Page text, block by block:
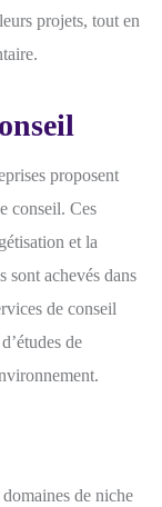
projets, tout en
proposent
conseil. Ces
et la
sont achevés dans
de conseil
de
de niche